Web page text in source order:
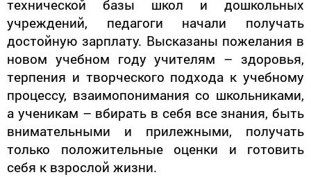
технической базы школ и дошкольных
учреждений, педагоги начали получать
достойную зарплату. Высказаны пожелания в
новом учебном году учителям – здоровья,
терпения и творческого подхода к учебному
процессу, взаимопонимания со школьниками,
а ученикам – вбирать в себя все знания, быть
внимательными и прилежными, получать
только положительные оценки и готовить
себя к взрослой жизни.